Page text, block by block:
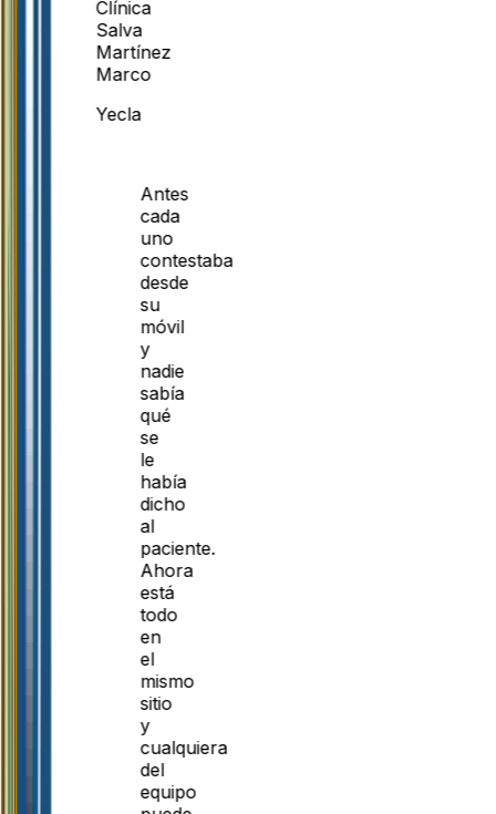
Clínica
Salva
Martínez
Marco
Yecla
Antes
cada
uno
contestaba
desde
su
móvil
y
nadie
sabía
qué
se
le
había
dicho
al
paciente.
Ahora
está
todo
en
el
mismo
sitio
y
cualquiera
del
equipo